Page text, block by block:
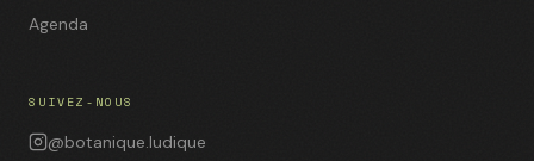
Agenda
SUIVEZ-NOUS
@botanique.ludique